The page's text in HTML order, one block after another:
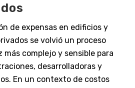
de expensas en edificios y
se volvió un proceso
más complejo y sensible para
desarrolladoras y
En un contexto de costos